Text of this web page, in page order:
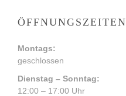
ÖFFNUNGSZEITEN
Montags:
geschlossen
Dienstag – Sonntag:
12:00 – 17:00 Uhr